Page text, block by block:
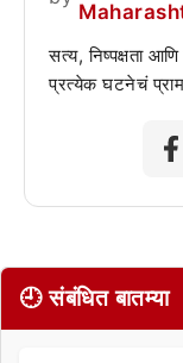
सत्य, निष्पक्षता
प्रत्येक घटनेचं
🕘 संबंधित बातम्या